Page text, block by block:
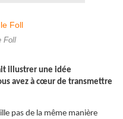
Foll
illustrer une idée
avez à cœur de transmettre
pas de la même manière